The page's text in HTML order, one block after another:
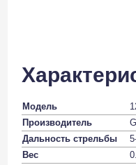
Модель
Производитель
Дальность стрельбы
Вес